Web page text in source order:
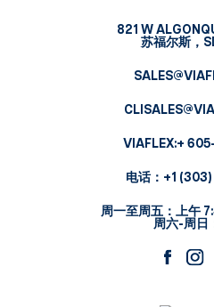
821 W
苏福尔斯，
VIAFLEX:+
电话： +1
周一至周五：上午
周六-周日